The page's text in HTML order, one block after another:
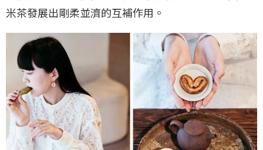
米茶發展出剛柔並濟的互補作用。